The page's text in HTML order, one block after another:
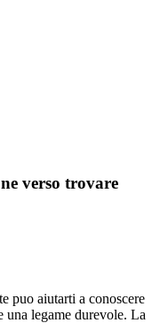
verso trovare
puo aiutarti a conoscere
legame durevole. La